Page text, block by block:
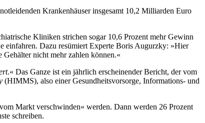
Krankenhäuser insgesamt 10,2 Milliarden Euro
Kliniken strichen sogar 10,6 Prozent mehr Gewinn
einfahren. Dazu resümiert Experte Boris Augurzky: »Hier
nicht mehr zahlen können.«
.« Das Ganze ist ein jährlich erscheinender Bericht, der vom
(HIMMS), also einer Gesundheitsvorsorge, Informations- und
Markt verschwinden« werden. Dann werden 26 Prozent
schreiben.